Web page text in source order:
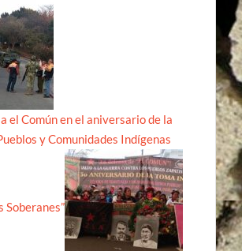
el Común en el aniversario de la
y Comunidades Indígenas
Soberanes”